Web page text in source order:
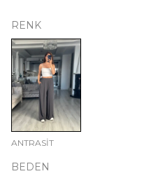
RENK
ANTRASİT
BEDEN